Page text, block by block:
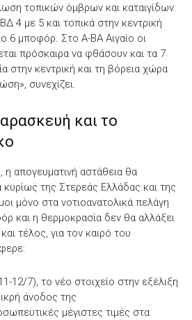
τοπικών όμβρων και καταιγίδων.
4 με 5 και τοπικά στην κεντρική
6 μποφόρ. Στο Α-ΒΑ Αιγαίο οι
πρόσκαιρα να φθάσουν και τα 7
στην κεντρική και τη βόρεια χώρα
συνεχίζει.
και το
απογευματινή αστάθεια θα
κυρίως της Στερεάς Ελλάδας και της
μόνο στα νοτιοανατολικά πελάγη
και η θερμοκρασία δεν θα αλλάξει
τέλος, για τον καιρό του
12/7), το νέο στοιχείο στην εξέλιξη
άνοδος της
μέγιστες τιμές στα